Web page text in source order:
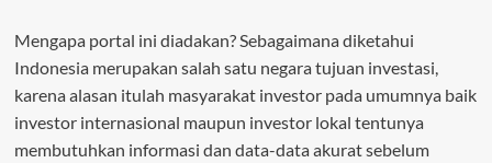
Mengapa portal ini diadakan? Sebagaimana diketahui
Indonesia merupakan salah satu negara tujuan investasi,
karena alasan itulah masyarakat investor pada umumnya baik
investor internasional maupun investor lokal tentunya
membutuhkan informasi dan data-data akurat sebelum